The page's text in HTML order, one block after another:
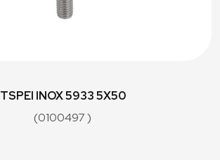
TSPEI INOX 5933 5X50
(0100497 )